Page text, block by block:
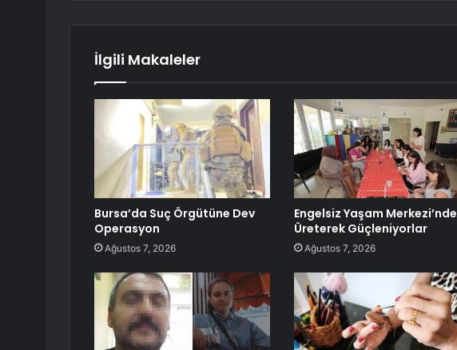
İlgili Makaleler
Bursa’da Suç Örgütüne Dev
Operasyon
Ağustos 7, 2026
Engelsiz Yaşam Merkezi’nde
Üreterek Güçleniyorlar
Ağustos 7, 2026